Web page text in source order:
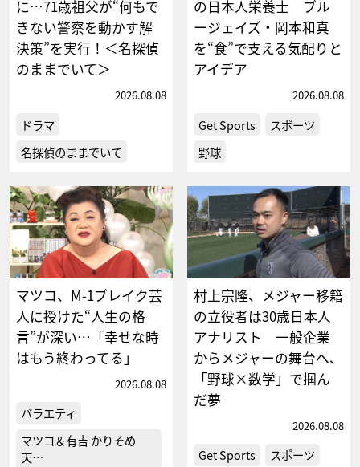
に…71歳祖父が“何もで
きない警察を動かす解
決策”を実行！＜名探偵
のままでいて＞
2026.08.08
ドラマ
名探偵のままでいて
の日本人栄養士 ブル
ージェイズ・岡本和真
を“食”で支える気配りと
アイデア
2026.08.08
Get Sports
スポーツ
野球
マツコ、M-1ブレイク芸
人に授けた“人生の格
言”が深い…「幸せな時
はもう終わってる」
2026.08.08
バラエティ
マツコ＆有吉 かりそめ
天…
村上宗隆、メジャー移籍
の立役者は30歳日本人
アナリスト 一般企業
からメジャーの舞台へ、
「野球×数学」で掴ん
だ夢
2026.08.08
Get Sports
スポーツ